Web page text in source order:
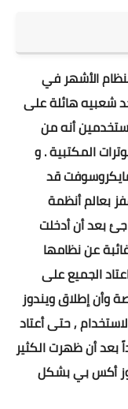
الأشهر في
شعبيه هائلة على
أنه من
المكتبية . و
قد
بعالم أنظمة
بعد أن أدخلت
عن نظامها
الجميع على
وأن إطلاق ويندوز
, حتى أعتاد
بعد أن ظهرت الكثير
أكس بي بشكل